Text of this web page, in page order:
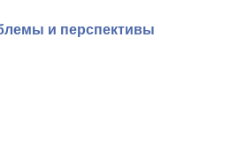
и перспективы